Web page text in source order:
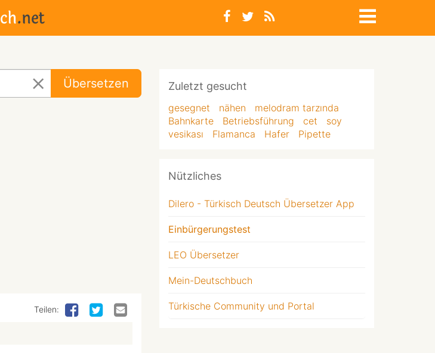
Übersetzen
Teilen:
Zuletzt gesucht
gesegnet nähen
melodram tarzında
Bahnkarte
Betriebsführung cet
soy
vesikası
Flamanca Hafer Pipette
Nützliches
Dilero - Türkisch Deutsch Übersetzer App
Einbürgerungstest
LEO Übersetzer
Mein-Deutschbuch
Türkische Community und Portal